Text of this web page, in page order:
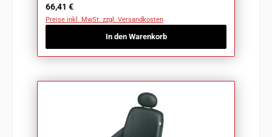
Regulärer Preis:
66,41 €
Preise inkl. MwSt. zzgl. Versandkosten
In den Warenkorb